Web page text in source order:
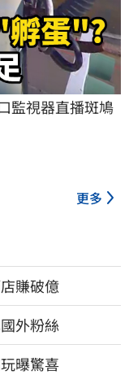
監視器直播斑鳩
更多
賺破億
外粉絲
曝驚喜